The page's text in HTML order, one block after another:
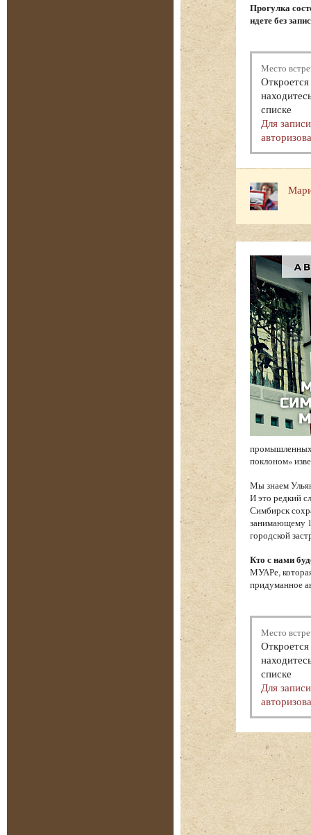
Прогулка
идете без
Место
списке
Для
промышленных
поклоном»
Мы знаем
И это редкий
Симбирск
занимающему
городской
Кто с нами
МУАРе,
придуманное
Место
списке
Для